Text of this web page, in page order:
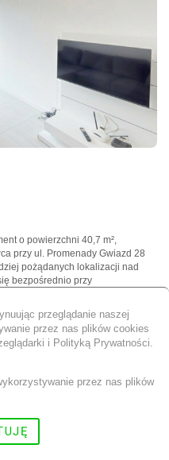
o powierzchni 40,7 m²,
przy ul. Promenady Gwiazd 28
pożądanych lokalizacji nad
bezpośrednio przy
do własnego wypoczynku,
40,70 m2
2
przeglądanie naszej
przez nas plików cookies
i Polityką Prywatności.
przez nas plików